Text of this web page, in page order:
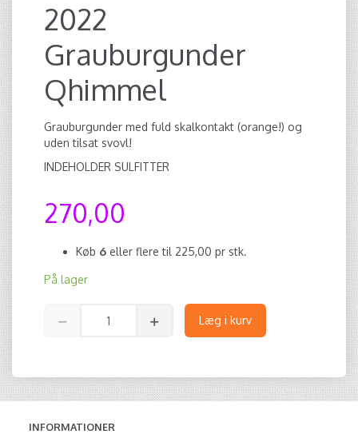
2022
Grauburgunder
Qhimmel
Grauburgunder med fuld skalkontakt (orange!) og
uden tilsat svovl!
INDEHOLDER SULFITTER
270,00
Køb 6 eller flere til 225,00 pr stk.
På lager
Læg i kurv
INFORMATIONER